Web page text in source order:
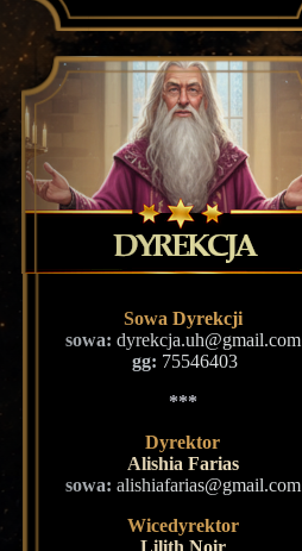
Sowa Dyrekcji
sowa: dyrekcja.uh@gmail.com
gg: 75546403
***
Dyrektor
Alishia Farias
sowa: alishiafarias@gmail.com
Wicedyrektor
Lilith Noir